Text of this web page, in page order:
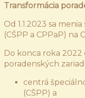
Transformácia
Od 1.1.2023 sa
(CŠPP a CPPaP) na
Do konca roka
poradenských
centrá
(CŠPP) a